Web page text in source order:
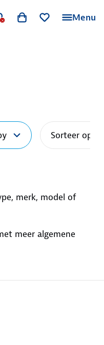
Menu
Sorteer op
merk, model of
meer algemene